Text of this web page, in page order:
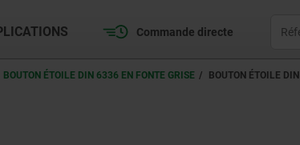
Commande directe
BOUTON ÉTOILE DIN 6336 EN FONTE GRISE
BOUTON ÉTOILE